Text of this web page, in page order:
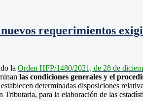
requerimientos
la Orden HFP/1480/2021, de 28 de
las condiciones generales y el
determinadas disposiciones
para la elaboración de las